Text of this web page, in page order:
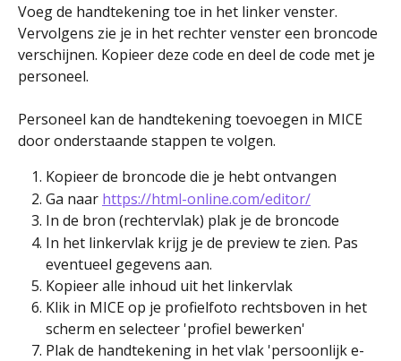
Voeg de handtekening toe in het linker venster.
Vervolgens zie je in het rechter venster een broncode
verschijnen. Kopieer deze code en deel de code met je
personeel.
Personeel kan de handtekening toevoegen in MICE
door onderstaande stappen te volgen.
Kopieer de broncode die je hebt ontvangen
Ga naar https://html-online.com/editor/
In de bron (rechtervlak) plak je de broncode
In het linkervlak krijg je de preview te zien. Pas
eventueel gegevens aan.
Kopieer alle inhoud uit het linkervlak
Klik in MICE op je profielfoto rechtsboven in het
scherm en selecteer 'profiel bewerken'
Plak de handtekening in het vlak 'persoonlijk e-